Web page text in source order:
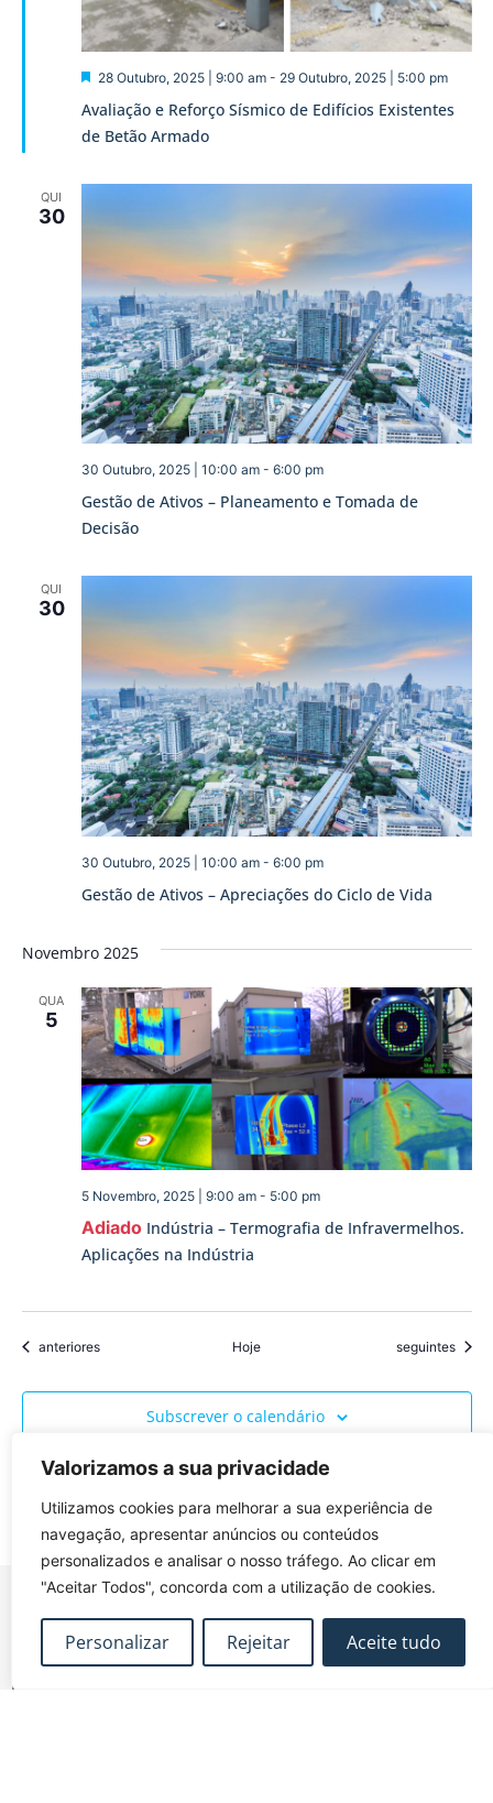
Valorizamos a sua privacidade
Utilizamos cookies para melhorar a sua experiência de
navegação, apresentar anúncios ou conteúdos
personalizados e analisar o nosso tráfego. Ao clicar em
"Aceitar Todos", concorda com a utilização de cookies.
Personalizar Rejeitar Aceite tudo
Avaliação e Reforço Sísmico de Edifícios Existentes
de Betão Armado
Destaque
28 Outubro, 2025 | 9:00 am- 29 Outubro, 2025 | 5:00 pm
QUI
30
Gestão de Ativos – Planeamento e Tomada de
Decisão
30 Outubro, 2025 | 10:00 am- 6:00 pm
QUI
30
Gestão de Ativos – Apreciações do Ciclo de Vida
30 Outubro, 2025 | 10:00 am- 6:00 pm
Novembro 2025
QUA
5
Adiado Indústria – Termografia de Infravermelhos.
Aplicações na Indústria
5 Novembro, 2025 | 9:00 am- 5:00 pm
Eventos
anteriores Hoje Eventos
seguintes
Subscrever o calendário
FUNDEC – Associação para a Formação e o